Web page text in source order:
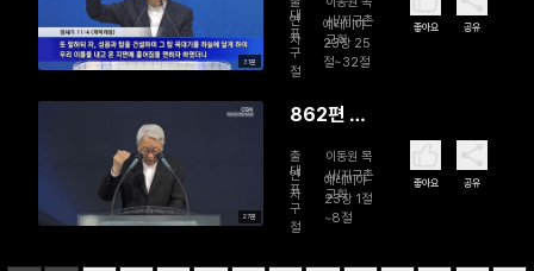
31분
참된 꿈
연
자
사/지구촌
교회
대
표
구
절
예레미야
23장 25
절~32절
좋아요 공유
27분
862편 마
의로운 왕
출
연
자
이동원 목
사/지구촌
교회
대
표
구
절
예레미야
23장 1절
~8절
좋아요 공유